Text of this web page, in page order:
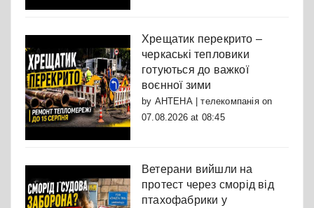
Хрещатик перекрито –
черкаські тепловики
готуються до важкої
воєнної зими
by АНТЕНА | телекомпаніяon
07.08.2026 at 08:45
Ветерани вийшли на
протест через сморід від
птахофабрики у